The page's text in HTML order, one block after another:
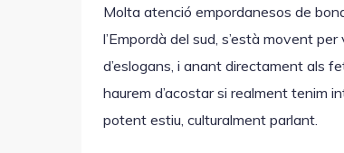
o
e
iVoox
RSS FEED
LINK
EMBED
Molta atenció empordanesos de
l’Empordà del sud, s’està movent
d’eslogans, i anant directament als
haurem d’acostar si realment tenim
potent estiu, culturalment parlant.